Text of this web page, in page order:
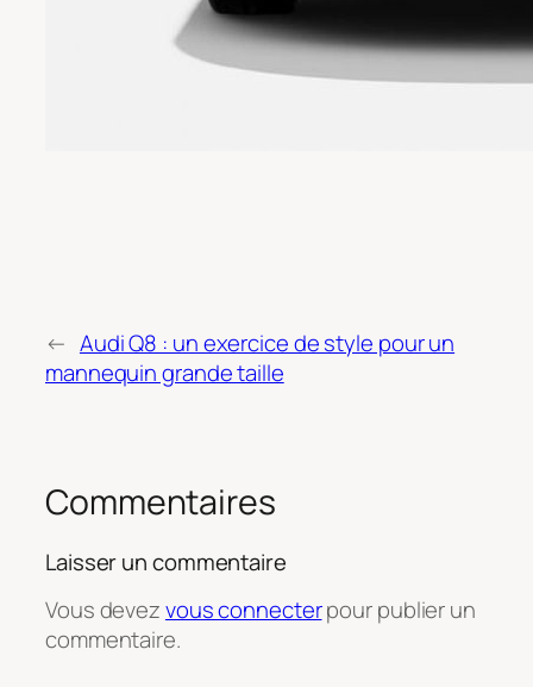
← Audi Q8 : un exercice de style pour un
mannequin grande taille
Commentaires
Laisser un commentaire
Vous devezvous connecterpour publier un
commentaire.